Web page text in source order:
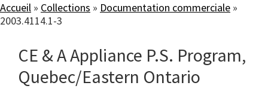
Accueil » Collections » Documentation commerciale »
2003.4114.1-3
CE & A Appliance P.S. Program,
Quebec/Eastern Ontario